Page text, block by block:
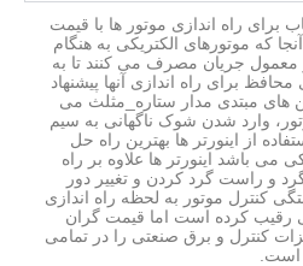
برای راه اندازی موتور ها با قیمت
که موتورهای الکتریکی به هنگام
معمول جریان مصرف می کنند تا به
برای راه اندازی آنها پیشنهاد
های مبتدی مدار ستاره_مثلث می
وارد شدن شوک ناگهانی به سیم
از اینورتر ها بهترین راه حل
می باشد اینورتر ها علاوه بر راه
و راست گرد کردن و تغییر دور
کنترل موتور به لحظه راه اندازی
رقیب کرده است اما قیمت گران
کنترل و برق صنعتی را در تمامی
است.